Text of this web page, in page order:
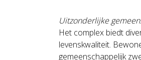
Uitzonderlijke
Het complex biedt
levenskwaliteit.
gemeenschappelijk